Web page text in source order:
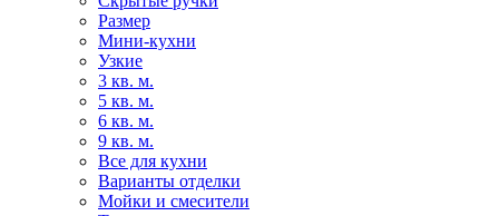
Размер
Мини-кухни
Узкие
3 кв. м.
5 кв. м.
6 кв. м.
9 кв. м.
Все для кухни
Варианты отделки
Мойки и смесители